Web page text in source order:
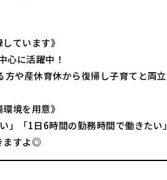
ています》
心に活躍中！
や産休育休から復帰し子育てと両
境を用意》
」「1日6時間の勤務時間で働きた
ますよ◎